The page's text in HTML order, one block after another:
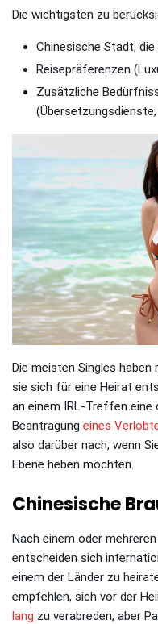
Die wichtigsten zu
Chinesische Stadt, die
Reisepräferenzen
Zusätzliche
Die meisten Singles
sie sich für eine Heirat
an einem IRL-Treffen
Beantragung eines
also darüber nach, wenn
Ebene heben möchten.
Chinesische
Nach einem oder
entscheiden sich
einem der Länder zu
empfehlen, sich vor der
lang zu verabreden, aber